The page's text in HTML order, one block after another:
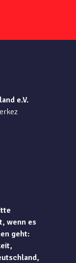
e.V.
wenn es
geht: